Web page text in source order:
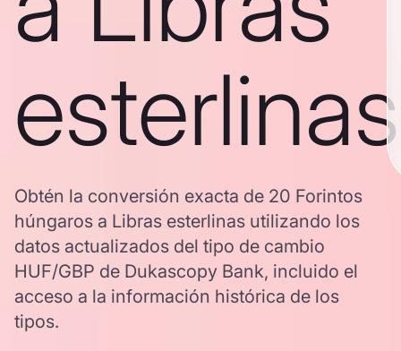
esterlinas
Obtén la conversión exacta de 20 Forintos
húngaros a Libras esterlinas utilizando los
datos actualizados del tipo de cambio
HUF/GBP de Dukascopy Bank, incluido el
acceso a la información histórica de los
tipos.